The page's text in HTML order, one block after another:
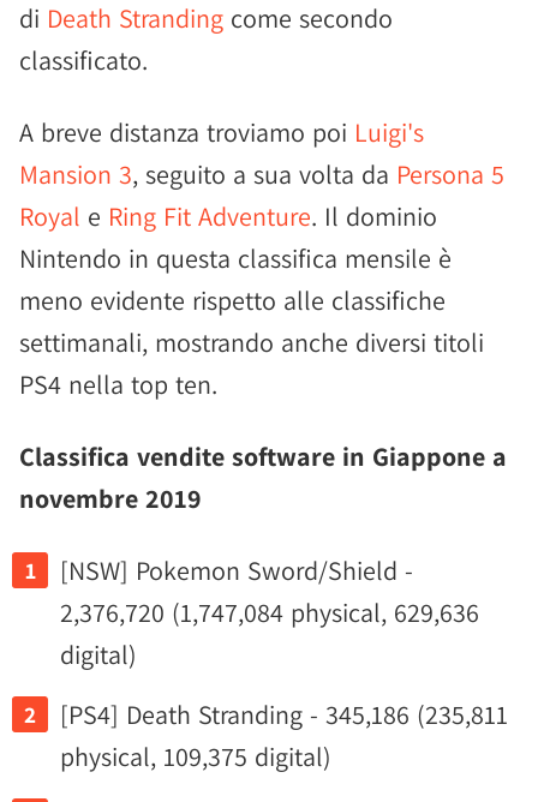
di Death Stranding come secondo
classificato.
A breve distanza troviamo poi Luigi's
Mansion 3, seguito a sua volta da Persona 5
Royal e Ring Fit Adventure. Il dominio
Nintendo in questa classifica mensile è
meno evidente rispetto alle classifiche
settimanali, mostrando anche diversi titoli
PS4 nella top ten.
Classifica vendite software in Giappone a
novembre 2019
[NSW] Pokemon Sword/Shield -
2,376,720 (1,747,084 physical, 629,636
digital)
[PS4] Death Stranding - 345,186 (235,811
physical, 109,375 digital)